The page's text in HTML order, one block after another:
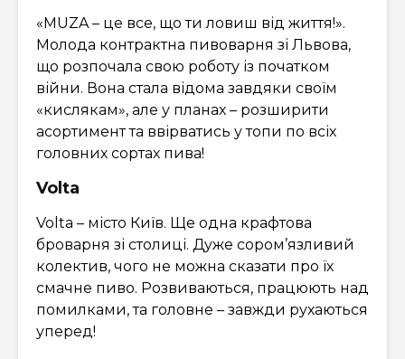
«MUZA – це все, що ти ловиш від життя!».
Молода контрактна пивоварня зі Львова,
що розпочала свою роботу із початком
війни. Вона стала відома завдяки своїм
«кислякам», але у планах – розширити
асортимент та ввірватись у топи по всіх
головних сортах пива!
Volta
Volta – місто Київ. Ще одна крафтова
броварня зі столиці. Дуже сором’язливий
колектив, чого не можна сказати про їх
смачне пиво. Розвиваються, працюють над
помилками, та головне – завжди рухаються
уперед!